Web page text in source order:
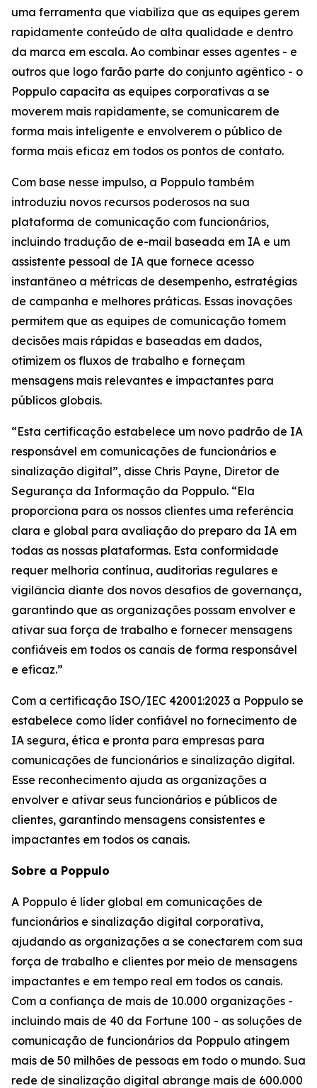
uma ferramenta que viabiliza que as equipes gerem
rapidamente conteúdo de alta qualidade e dentro
da marca em escala. Ao combinar esses agentes - e
outros que logo farão parte do conjunto agêntico - o
Poppulo capacita as equipes corporativas a se
moverem mais rapidamente, se comunicarem de
forma mais inteligente e envolverem o público de
forma mais eficaz em todos os pontos de contato.
Com base nesse impulso, a Poppulo também
introduziu novos recursos poderosos na sua
plataforma de comunicação com funcionários,
incluindo tradução de e-mail baseada em IA e um
assistente pessoal de IA que fornece acesso
instantâneo a métricas de desempenho, estratégias
de campanha e melhores práticas. Essas inovações
permitem que as equipes de comunicação tomem
decisões mais rápidas e baseadas em dados,
otimizem os fluxos de trabalho e forneçam
mensagens mais relevantes e impactantes para
públicos globais.
“Esta certificação estabelece um novo padrão de IA
responsável em comunicações de funcionários e
sinalização digital”, disse Chris Payne, Diretor de
Segurança da Informação da Poppulo. “Ela
proporciona para os nossos clientes uma referência
clara e global para avaliação do preparo da IA em
todas as nossas plataformas. Esta conformidade
requer melhoria contínua, auditorias regulares e
vigilância diante dos novos desafios de governança,
garantindo que as organizações possam envolver e
ativar sua força de trabalho e fornecer mensagens
confiáveis em todos os canais de forma responsável
e eficaz.”
Com a certificação ISO/IEC 42001:2023 a Poppulo se
estabelece como líder confiável no fornecimento de
IA segura, ética e pronta para empresas para
comunicações de funcionários e sinalização digital.
Esse reconhecimento ajuda as organizações a
envolver e ativar seus funcionários e públicos de
clientes, garantindo mensagens consistentes e
impactantes em todos os canais.
Sobre a Poppulo
A Poppulo é líder global em comunicações de
funcionários e sinalização digital corporativa,
ajudando as organizações a se conectarem com sua
força de trabalho e clientes por meio de mensagens
impactantes e em tempo real em todos os canais.
Com a confiança de mais de 10.000 organizações -
incluindo mais de 40 da Fortune 100 - as soluções de
comunicação de funcionários da Poppulo atingem
mais de 50 milhões de pessoas em todo o mundo. Sua
rede de sinalização digital abrange mais de 600.000